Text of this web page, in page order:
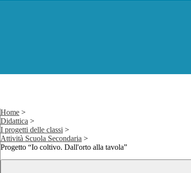
Home >
Didattica >
I progetti delle classi >
Attività Scuola Secondaria >
Progetto “Io coltivo. Dall'orto alla tavola”